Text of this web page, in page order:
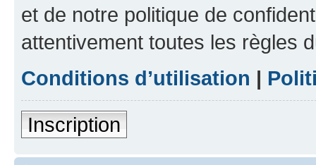
et de notre politique de
attentivement toutes les règles
Conditions d’utilisation |
Inscription